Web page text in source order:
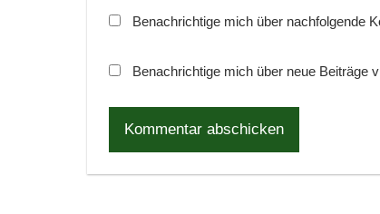
Benachrichtige mich über nachfolgende
Benachrichtige mich über neue Beiträge